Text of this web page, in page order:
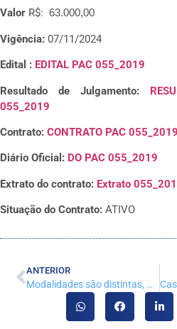
Valor R$: 63.000,00
Vigência: 07/11/2024
Edital : EDITAL PAC 055_2019
Resultado de Julgamento:
055_2019
Contrato: CONTRATO PAC 055_2019
Diário Oficial: DO PAC 055_2019
Extrato do contrato: Extrato
Situação do Contrato: ATIVO
ANTERIOR
Modalidades são distintas, mas ainda causam confusão entre os brasileiros